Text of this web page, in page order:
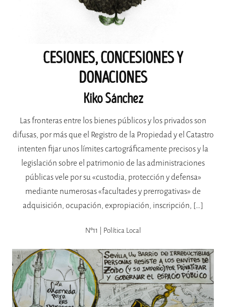
CESIONES, CONCESIONES Y
DONACIONES
Kiko Sánchez
Las fronteras entre los bienes públicos y los privados son
difusas, por más que el Registro de la Propiedad y el Catastro
intenten fijar unos límites cartográficamente precisos y la
legislación sobre el patrimonio de las administraciones
públicas vele por su «custodia, protección y defensa»
mediante numerosas «facultades y prerrogativas» de
adquisición, ocupación, expropiación, inscripción, […]
Nº11 | Política Local